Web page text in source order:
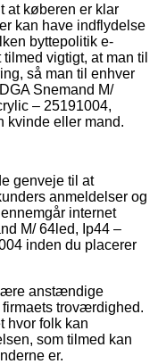
at køberen er klar
kan have indflydelse
byttepolitik e-
vigtigt, at man til
så man til enhver
Snemand M/
– 25191004,
kvinde eller mand.
genveje til at
anmeldelser og
internet
M/ 64led, Ip44 –
inden du placerer
anstændige
troværdighed.
hvor folk kan
som tilmed kan
er.